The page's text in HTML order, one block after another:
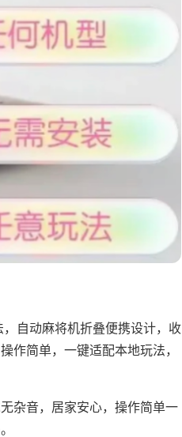
，自动麻将机折叠便携设计，收
作简单，一键适配本地玩法，
杂音，居家安心，操作简单一